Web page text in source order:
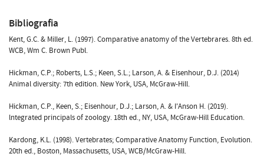
Bibliografia
Kent, G.C. & Miller, L. (1997). Comparative anatomy of the Vertebrares. 8th ed.
WCB, Wm C. Brown Publ.
Hickman, C.P.; Roberts, L.S.; Keen, S.L.; Larson, A. & Eisenhour, D.J. (2014)
Animal diversity: 7th edition. New York, USA, McGraw-Hill.
Hickman, C.P., Keen, S.; Eisenhour, D.J.; Larson, A. & I'Anson H. (2019).
lntegrated principals of zoology. 18th ed., NY, USA, McGraw-Hill Education.
Kardong, K.L. (1998). Vertebrates; Comparative Anatomy Function, Evolution.
20th ed., Boston, Massachusetts, USA, WCB/McGraw-Hill.